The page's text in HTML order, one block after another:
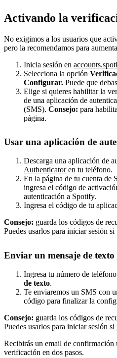
Activando la
No exigimos a los usuarios que
pero la recomendamos para
Inicia sesión en
Selecciona la opción
Configurar. Puede que
Elige si quieres habilitar la
de una aplicación de
(SMS). Consejo: para
página.
Usar una aplicación de
Descarga una aplicación de
Authenticatoren tu teléfono.
En la página de tu cuenta de
ingresa el código de
autenticación a Spotify.
Ingresa el código de tu
Consejo: guarda los códigos de
Puedes usarlos para iniciar sesión
Enviar un mensaje de texto
Ingresa tu número de
de texto.
Te enviaremos un SMS con
código para finalizar la
Consejo: guarda los códigos de
Puedes usarlos para iniciar sesión
Recibirás un email de confirmación
verificación en dos pasos.